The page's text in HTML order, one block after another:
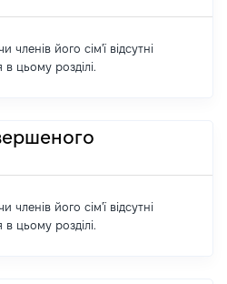
членів його сім'ї відсутні
цьому розділі.
членів його сім'ї відсутні
цьому розділі.